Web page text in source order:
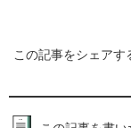
この記事をシェアす